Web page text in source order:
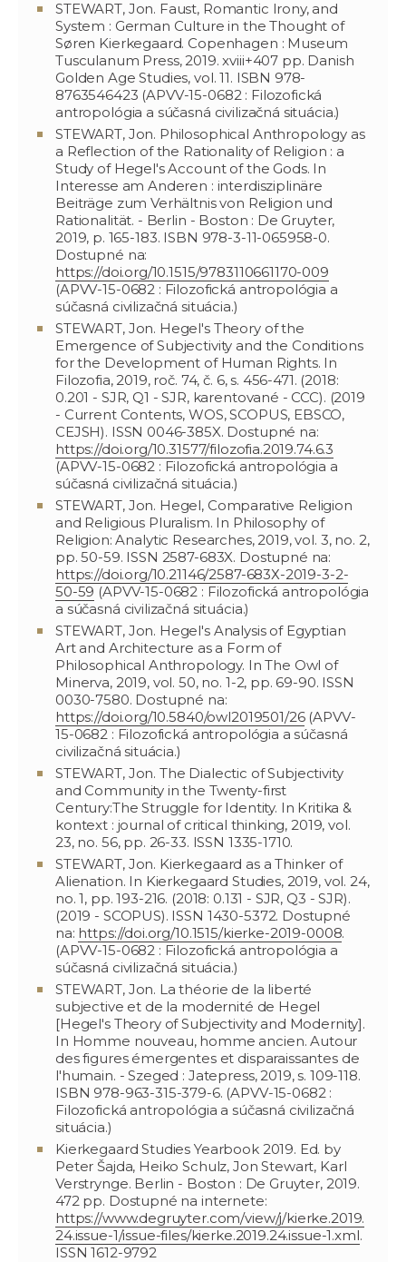
STEWART, Jon. Faust, Romantic Irony, and
System : German Culture in the Thought of
Søren Kierkegaard. Copenhagen : Museum
Tusculanum Press, 2019. xviii+407 pp. Danish
Golden Age Studies, vol. 11. ISBN 978-
8763546423 (APVV-15-0682 : Filozofická
antropológia a súčasná civilizačná situácia.)
STEWART, Jon. Philosophical Anthropology as
a Reflection of the Rationality of Religion : a
Study of Hegel's Account of the Gods. In
Interesse am Anderen : interdisziplinäre
Beiträge zum Verhältnis von Religion und
Rationalität. - Berlin - Boston : De Gruyter,
2019, p. 165-183. ISBN 978-3-11-065958-0.
Dostupné na:
https://doi.org/10.1515/9783110661170-009
(APVV-15-0682 : Filozofická antropológia a
súčasná civilizačná situácia.)
STEWART, Jon. Hegel's Theory of the
Emergence of Subjectivity and the Conditions
for the Development of Human Rights. In
Filozofia, 2019, roč. 74, č. 6, s. 456-471. (2018:
0.201 - SJR, Q1 - SJR, karentované - CCC). (2019
- Current Contents, WOS, SCOPUS, EBSCO,
CEJSH). ISSN 0046-385X. Dostupné na:
https://doi.org/10.31577/filozofia.2019.74.6.3
(APVV-15-0682 : Filozofická antropológia a
súčasná civilizačná situácia.)
STEWART, Jon. Hegel, Comparative Religion
and Religious Pluralism. In Philosophy of
Religion: Analytic Researches, 2019, vol. 3, no. 2,
pp. 50-59. ISSN 2587-683X. Dostupné na:
https://doi.org/10.21146/2587-683Х-2019-3-2-
50-59 (APVV-15-0682 : Filozofická antropológia
a súčasná civilizačná situácia.)
STEWART, Jon. Hegel's Analysis of Egyptian
Art and Architecture as a Form of
Philosophical Anthropology. In The Owl of
Minerva, 2019, vol. 50, no. 1-2, pp. 69-90. ISSN
0030-7580. Dostupné na:
https://doi.org/10.5840/owl2019501/26(APVV-
15-0682 : Filozofická antropológia a súčasná
civilizačná situácia.)
STEWART, Jon. The Dialectic of Subjectivity
and Community in the Twenty-first
Century:The Struggle for Identity. In Kritika &
kontext : journal of critical thinking, 2019, vol.
23, no. 56, pp. 26-33. ISSN 1335-1710.
STEWART, Jon. Kierkegaard as a Thinker of
Alienation. In Kierkegaard Studies, 2019, vol. 24,
no. 1, pp. 193-216. (2018: 0.131 - SJR, Q3 - SJR).
(2019 - SCOPUS). ISSN 1430-5372. Dostupné
na: https://doi.org/10.1515/kierke-2019-0008.
(APVV-15-0682 : Filozofická antropológia a
súčasná civilizačná situácia.)
STEWART, Jon. La théorie de la liberté
subjective et de la modernité de Hegel
[Hegel's Theory of Subjectivity and Modernity].
In Homme nouveau, homme ancien. Autour
des figures émergentes et disparaissantes de
l'humain. - Szeged : Jatepress, 2019, s. 109-118.
ISBN 978-963-315-379-6. (APVV-15-0682 :
Filozofická antropológia a súčasná civilizačná
situácia.)
Kierkegaard Studies Yearbook 2019. Ed. by
Peter Šajda, Heiko Schulz, Jon Stewart, Karl
Verstrynge. Berlin - Boston : De Gruyter, 2019.
472 pp. Dostupné na internete:
https://www.degruyter.com/view/j/kierke.2019.
24.issue-1/issue-files/kierke.2019.24.issue-1.xml.
ISSN 1612-9792